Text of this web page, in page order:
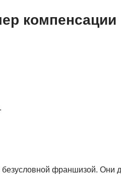
компенсации
франшизой. Они